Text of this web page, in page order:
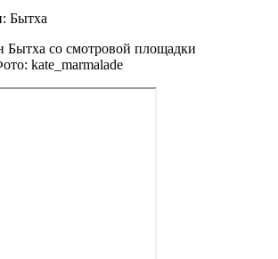
Бытха со смотровой площадки
kate_marmalade